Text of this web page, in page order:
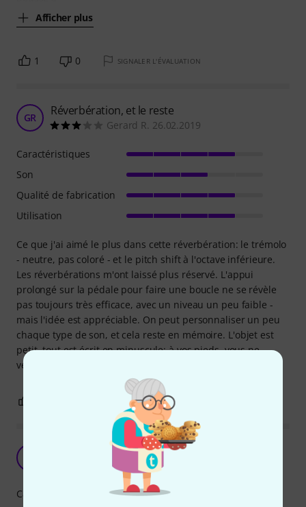
Afficher plus
1 0 SIGNALER L'ÉVALUATION
GR Réverbération, et le reste
Gerard R. 26.02.2019
Ce que j'ai aimé le plus dans cette réverbération: le trémolo
- neutre, pas coloré - et le pitch shift à l'octave inférieure.
Les réverbérations m'ont laissé plus réservé. L'appui
prolongé sur la pédale pour faire une boucle ne se révèle
pas toujours très efficace, avec un niveau un peu faible -
mais l'idée est appréciable. On peut personnaliser un peu
chaque type de son, et cela reste en mémoire. L'objet est
petit, tout est écrit en minuscule: à vos pieds, vous ne
verrez rien!
Caractéristiques
Son
Qualité de fabrication
Utilisation
SIGNALER L'ÉVALUATION
Superbe reverb
Ginos4ji 17.04.2020
Caractéristiques